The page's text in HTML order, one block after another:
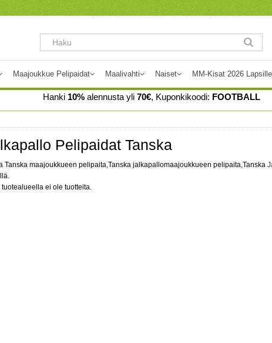
Maajoukkue Pelipaidat Maalivahti Naiset MM-Kisat 2026 Lapsille
Hanki 10% alennusta yli 70€, Kuponkikoodi: FOOTBALL
Pelipaidat Tanska
Tanska maajoukkueen pelipaita,Tanska jalkapallomaajoukkueen pelipaita,Tanska
tuotealueella ei ole tuotteita.